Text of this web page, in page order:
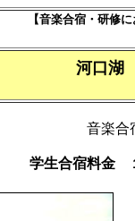
【音楽合宿・研
河口
音楽合
学生合宿料金